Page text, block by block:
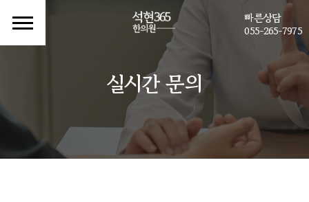
빠른상담
055-265-7975
실시간 문의